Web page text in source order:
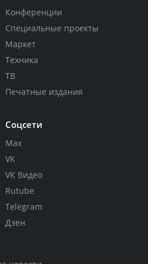
Конференции
Специальные проекты
Маркет
Техника
ТВ
Печатные издания
Соцсети
Max
VK
VK Видео
Rutube
Telegram
Дзен